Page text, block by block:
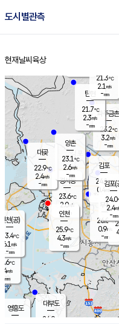
도시별관측
홈
현재날씨 육상
의도
℃
m/s
mm
영흥도
대부도
24.0
경서동
23.6℃
2.0m/s
-mm
파주금촌
23.2℃
3.2m/s
-mm
대곶
22.9℃
2.4m/s
-mm
탄현
21.7℃
2.3m/s
-mm
김포
24.1℃
0.4 m/s
mm
부천
26.0℃
0.9m/s
-mm
양촌
23.1℃
2.6m/s
-mm
인천(공)
23.4℃
6.1 m/s
-mm
김포(
24.0
2.4
-mm
인천
25.9℃
4.3m/s
-mm
21.3℃
2.1 m/s
-mm